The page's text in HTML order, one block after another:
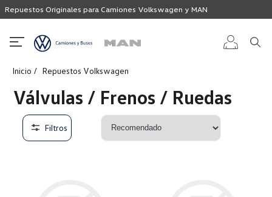
Repuestos Originales para Camiones Volkswagen y MAN
Inicio Repuestos Volkswagen
Válvulas / Frenos / Ruedas
Filtros